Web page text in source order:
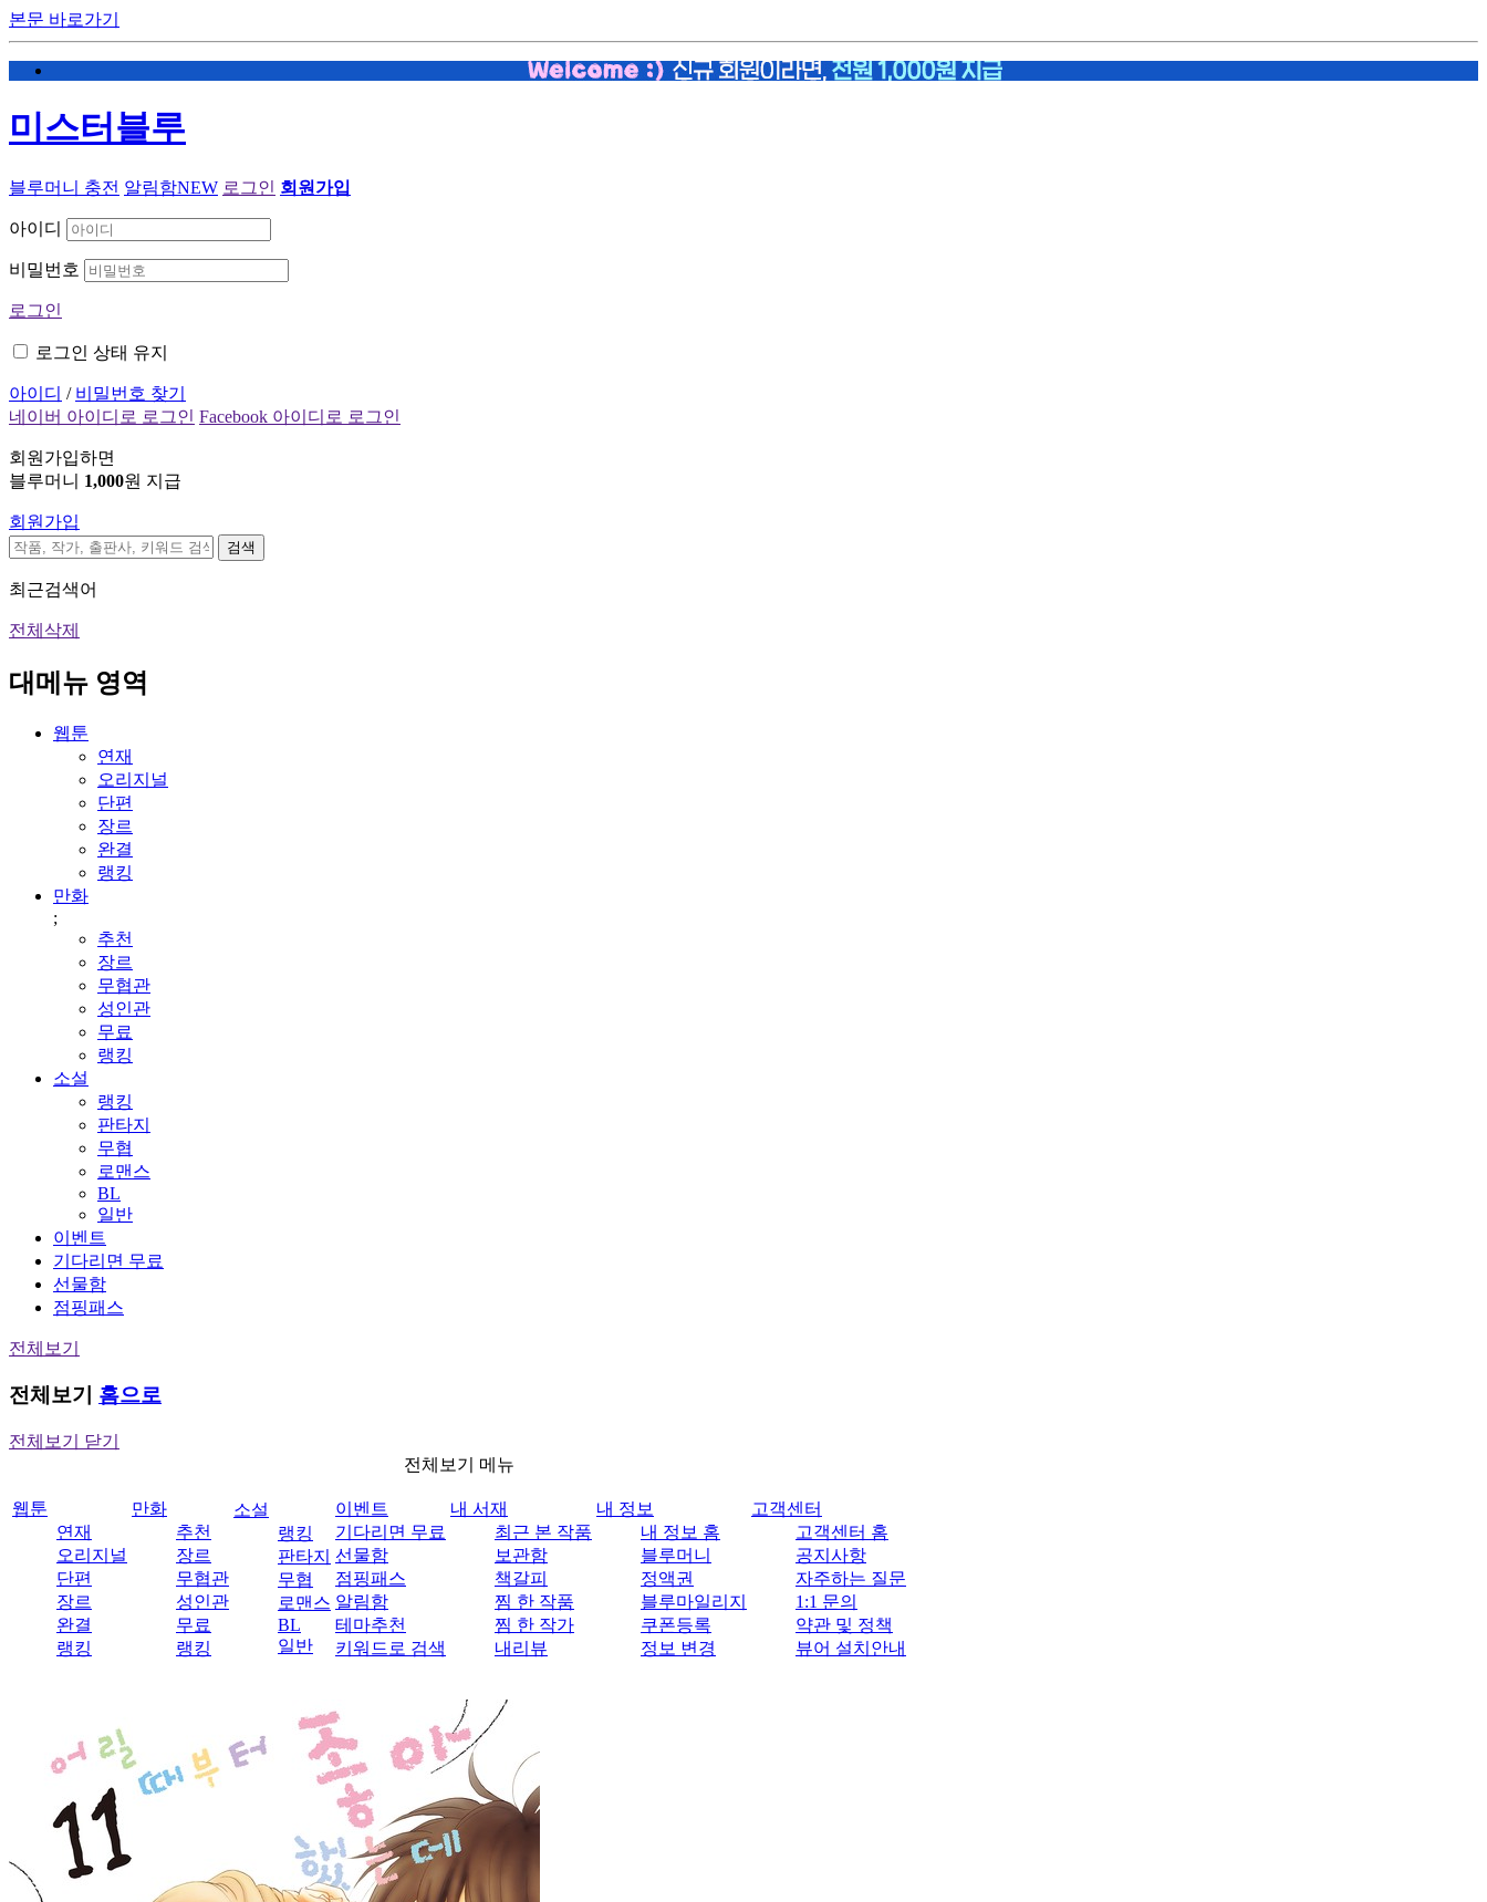
본문 바로가기
미스터블루
블루머니 충전 알림함NEW 로그인 회원가입
아이디
비밀번호
로그인
로그인 상태 유지
아이디 / 비밀번호 찾기
네이버 아이디로 로그인 Facebook 아이디로 로그인
회원가입하면
블루머니 1,000원 지급
회원가입
검색
최근검색어
전체삭제
대메뉴 영역
웹툰
연재
오리지널
단편
장르
완결
랭킹
만화
;
추천
장르
무협관
성인관
무료
랭킹
소설
랭킹
판타지
무협
로맨스
BL
일반
이벤트
기다리면 무료
선물함
점핑패스
전체보기
전체보기 홈으로
전체보기 닫기
전체보기 메뉴
웹툰
연재
오리지널
단편
장르
완결
랭킹
만화
추천
장르
무협관
성인관
무료
랭킹
소설
랭킹
판타지
무협
로맨스
BL
일반
이벤트
기다리면 무료
선물함
점핑패스
알림함
테마추천
키워드로 검색
내 서재
최근 본 작품
보관함
책갈피
찜 한 작품
찜 한 작가
내리뷰
내 정보
내 정보 홈
블루머니
정액권
블루마일리지
쿠폰등록
정보 변경
고객센터
고객센터 홈
공지사항
자주하는 질문
1:1 문의
약관 및 정책
뷰어 설치안내